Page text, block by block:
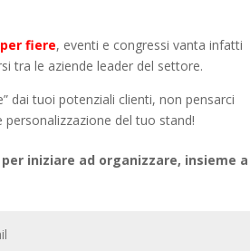
fiere, eventi e congressi vanta infatti
tra le aziende leader del settore.
dai tuoi potenziali clienti, non pensarci
del tuo stand!
iniziare ad organizzare, insieme a